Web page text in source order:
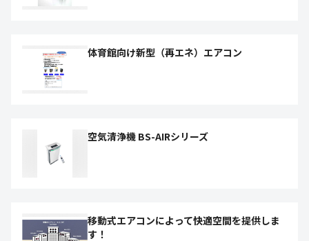
体育館向け新型（再エネ）エアコン
空気清浄機 BS-AIRシリーズ
移動式エアコンによって快適空間を提供しま
す！